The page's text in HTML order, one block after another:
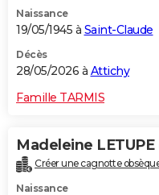
Destinations
City break
Voyage nature
Voyage de noces
Forum
Climat
+PHOTO
GUIDES D'ACHAT
Carte de Noël
Carte Bonne année
Carte Saint-Valentin
Carte Pâques
Carte d'anniversaire
DICTIONNAIRE
Dictionnaire
Biographies
Citations
Expressions
Proverbes
PROGRAMME TV
Naissance
19/05/1945 à Saint-Claude
Décès
28/05/2026 à Attichy
Famille TARMIS
Madeleine LETUPE
Créer une cagnotte
Naissance